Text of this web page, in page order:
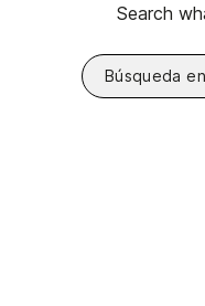
Search